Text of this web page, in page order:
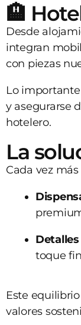
🏨
Desde
integran
con piezas
Lo
y asegurarse
hotelero.
La
Cada vez
toque
Este
valores